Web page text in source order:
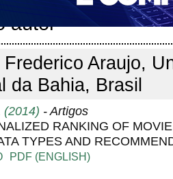
autor
Frederico Araujo,
da Bahia, Brasil
(2014) - Artigos
RANKING OF
TYPES AND
PDF (ENGLISH)